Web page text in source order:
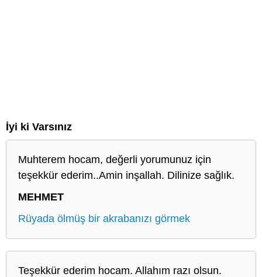
İyi ki Varsınız
Muhterem hocam, değerli yorumunuz için
teşekkür ederim..Amin inşallah. Dilinize sağlık.
MEHMET
Rüyada ölmüş bir akrabanızı görmek
Teşekkür ederim hocam. Allahım razı olsun.